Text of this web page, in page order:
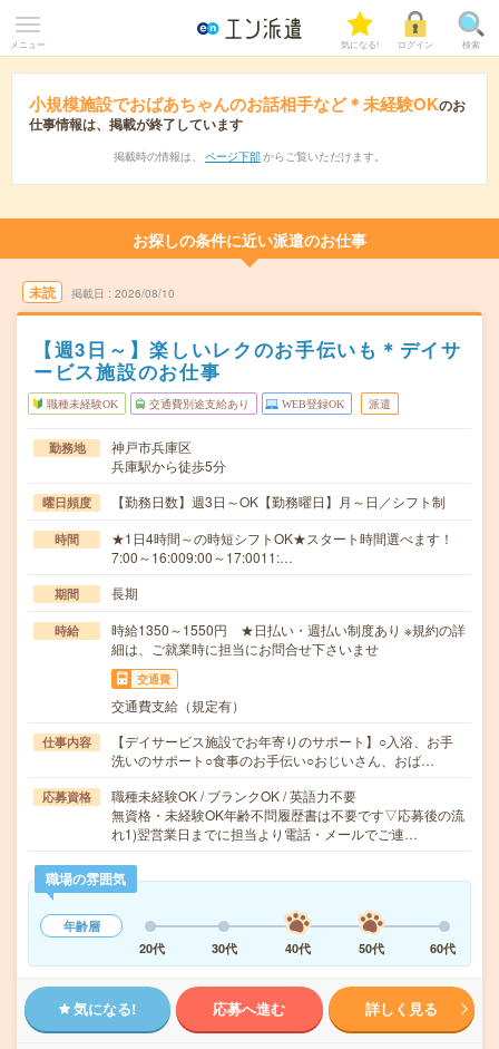
メニュー 気になる! ログイン 検索
小規模施設でおばあちゃんのお話相手など＊未経験OKのお
仕事情報は、掲載が終了しています
掲載時の情報は、 ページ下部 からご覧いただけます。
お探しの条件に近い派遣のお仕事
未読 掲載日 2026/08/10
【週3日～】楽しいレクのお手伝いも＊デイサ
ービス施設のお仕事
職種未経験OK 交通費別途支給あり WEB登録OK 派遣
勤務地
神戸市兵庫区
兵庫駅から徒歩5分
曜日頻度 【勤務日数】週3日～OK【勤務曜日】月～日／シフト制
時間
★1日4時間～の時短シフトOK★スタート時間選べます！
7:00～16:009:00～17:0011:…
期間 長期
時給
時給1350～1550円 ★日払い・週払い制度あり ※規約の詳
細は、ご就業時に担当にお問合せ下さいませ
交通費
交通費支給（規定有）
仕事内容
【デイサービス施設でお年寄りのサポート】○入浴、お手
洗いのサポート○食事のお手伝い○おじいさん、おば…
応募資格
職種未経験OK / ブランクOK / 英語力不要
無資格・未経験OK年齢不問履歴書は不要です▽応募後の流
れ1)翌営業日までに担当より電話・メールでご連…
職場の雰囲気
年齢層
20代
30代 40代 50代 60代
気になる! 応募へ進む 詳しく見る